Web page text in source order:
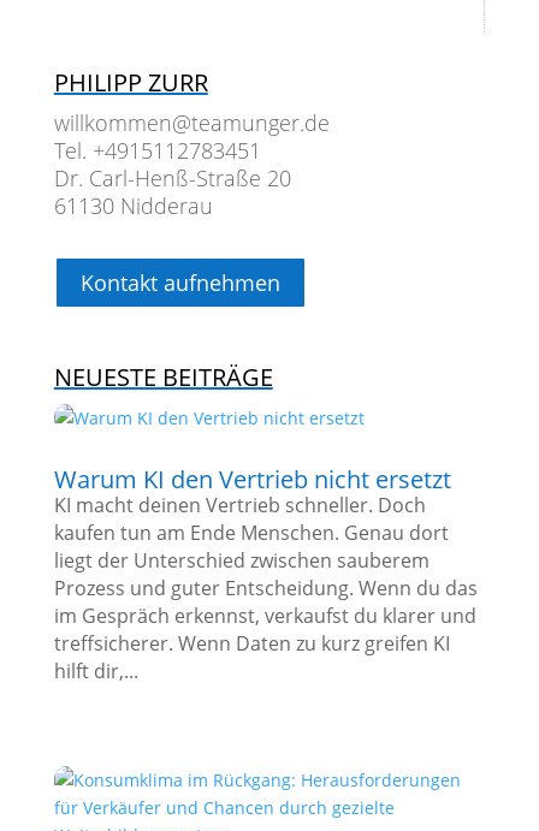
PHILIPP ZURR
willkommen@teamunger.de
Tel. +4915112783451
Dr. Carl-Henß-Straße 20
61130 Nidderau
Kontakt aufnehmen
NEUESTE BEITRÄGE
Warum KI den Vertrieb nicht ersetzt
KI macht deinen Vertrieb schneller. Doch
kaufen tun am Ende Menschen. Genau dort
liegt der Unterschied zwischen sauberem
Prozess und guter Entscheidung. Wenn du das
im Gespräch erkennst, verkaufst du klarer und
treffsicherer. Wenn Daten zu kurz greifen KI
hilft dir,...